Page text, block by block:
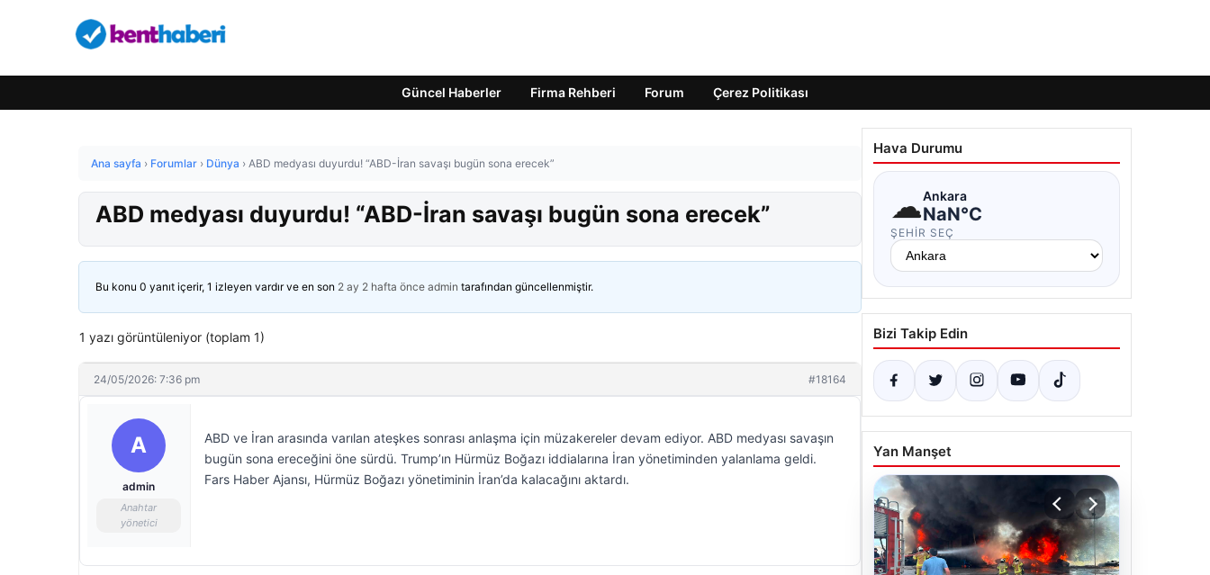
Güncel Haberler Firma Rehberi Forum Çerez Politikası
Ana sayfa › Forumlar › Dünya › ABD medyası duyurdu! “ABD-İran savaşı bugün sona erecek”
ABD medyası duyurdu! “ABD-İran savaşı bugün sona erecek”
Bu konu 0 yanıt içerir, 1 izleyen vardır ve en son 2 ay 2 hafta önce admin tarafından güncellenmiştir.
1 yazı görüntüleniyor (toplam 1)
24/05/2026: 7:36 pm #18164
A
admin
Anahtar
yönetici
ABD ve İran arasında varılan ateşkes sonrası anlaşma için müzakereler devam ediyor. ABD medyası savaşın
bugün sona ereceğini öne sürdü. Trump’ın Hürmüz Boğazı iddialarına İran yönetiminden yalanlama geldi.
Fars Haber Ajansı, Hürmüz Boğazı yönetiminin İran’da kalacağını aktardı.
Hava Durumu
☁Ankara
NaN°C
ŞEHIR SEÇ
Bizi Takip Edin
Yan Manşet